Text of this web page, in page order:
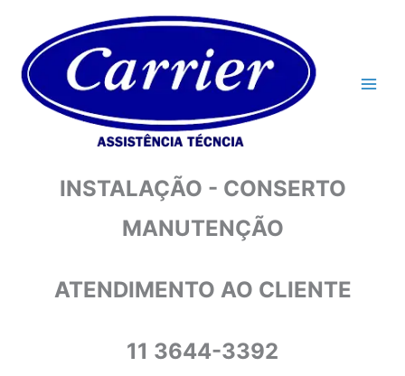
conteúdo
INSTALAÇÃO - CONSERTO
MANUTENÇÃO
ATENDIMENTO AO CLIENTE
11 3644-3392